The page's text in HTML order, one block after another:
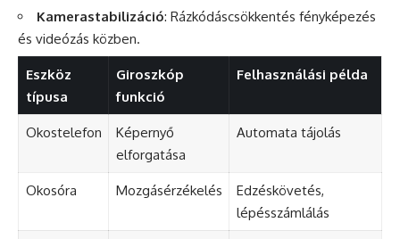
Kamerastabilizáció: Rázkódáscsökkentés fényképezés
és videózás közben.
Eszköz
típusa
Giroszkóp
funkció
Felhasználási példa
Okostelefon
Képernyő
elforgatása
Automata tájolás
Okosóra Mozgásérzékelés
Edzéskövetés,
lépésszámlálás